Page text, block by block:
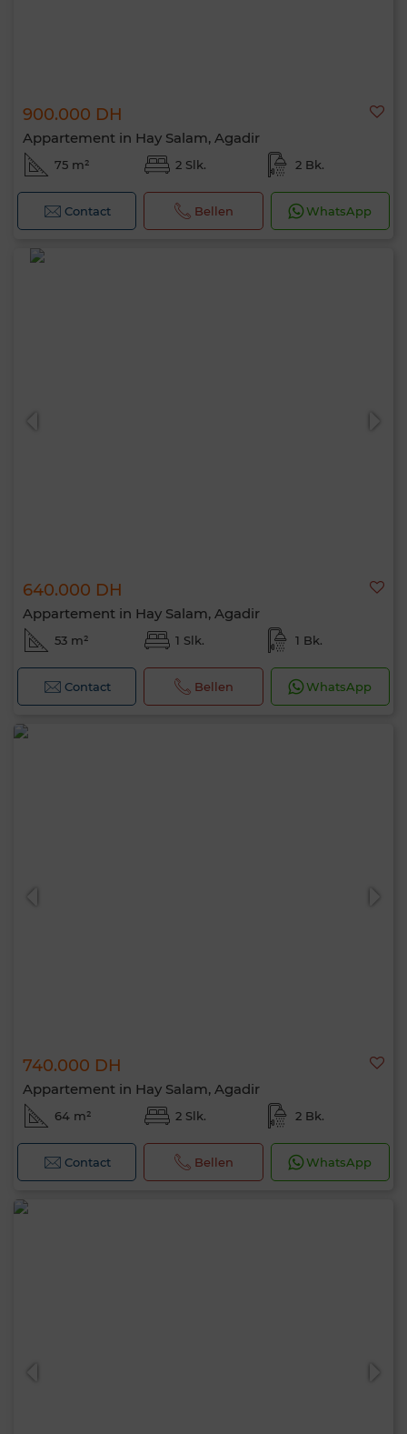
900.000 DH
Appartement in Hay Salam, Agadir
75 m² 2 Slk. 2 Bk.
Contact Bellen WhatsApp
640.000 DH
Appartement in Hay Salam, Agadir
53 m² 1 Slk. 1 Bk.
Contact Bellen WhatsApp
740.000 DH
Appartement in Hay Salam, Agadir
64 m² 2 Slk. 2 Bk.
Contact Bellen WhatsApp